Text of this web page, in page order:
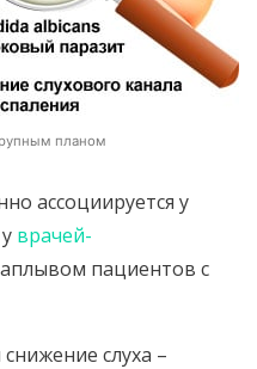
планом
ассоциируется у
врачей-
пациентов с
слуха –